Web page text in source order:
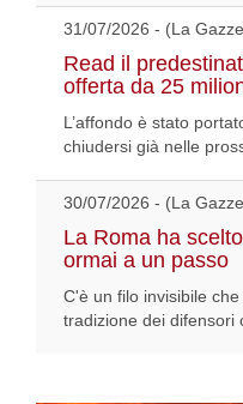
31/07/2026 - (La
Read il
offerta da 25
L’affondo è stato
chiudersi già nelle
30/07/2026 - (La
La Roma ha
ormai a un passo
C'è un filo invisibile
tradizione dei difensori